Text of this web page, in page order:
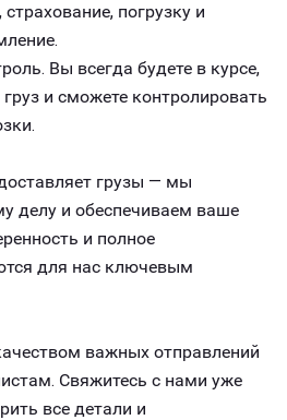
погрузку и
Вы всегда будете в курсе,
и сможете контролировать
грузы — мы
делу и обеспечиваем ваше
и полное
для нас ключевым
важных отправлений
Свяжитесь с нами уже
все детали и